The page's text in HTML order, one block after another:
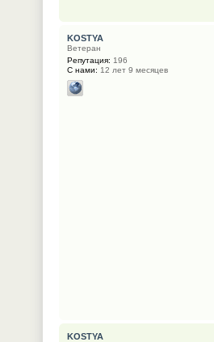
KOSTYA
Ветеран
Репутация: 196
С нами: 12 лет 9 месяцев
KOSTYA